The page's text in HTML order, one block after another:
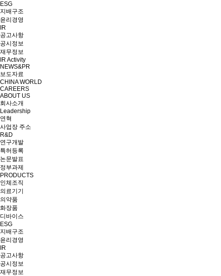
ESG
지배구조
윤리경영
IR
공고사항
공시정보
재무정보
IR Activity
NEWS&PR
보도자료
CHINA WORLD
CAREERS
ABOUT US
회사소개
Leadership
연혁
사업장 주소
R&D
연구개발
특허등록
논문발표
정부과제
PRODUCTS
인체조직
의료기기
의약품
화장품
디바이스
ESG
지배구조
윤리경영
IR
공고사항
공시정보
재무정보